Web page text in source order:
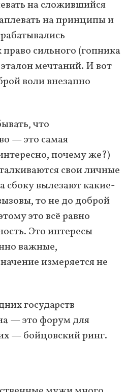
на сложившийся
на принципы и
сильного (гопника
мечтаний. И вот
воли внезапно
что
— это самая
почему же?)
свои личные
сбоку вылезают какие-
то не до доброй
это всё равно
Это интересы
важные,
измеряется не
государств
— это форум для
— бойцовский ринг.